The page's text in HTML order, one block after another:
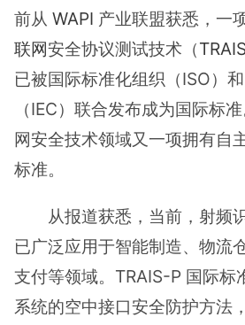
前从 WAPI 产业联盟获悉，一
联网安全协议测试技术（
已被国际标准化组织（ISO）
（IEC）联合发布成为国际标
网安全技术领域又一项拥有自
标准。
从报道获悉，当前，射频
已广泛应用于智能制造、物流
支付等领域。TRAIS-P 国际标
系统的空中接口安全防护方法